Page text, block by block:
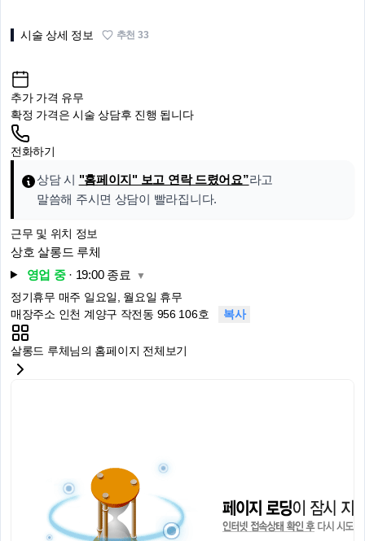
시술 상세 정보 추천 33
추가 가격 유무
확정 가격은 시술 상담후 진행 됩니다
전화하기
상담 시 "홈페이지" 보고 연락 드렸어요”라고
말씀해 주시면 상담이 빨라집니다.
근무 및 위치 정보
상호 살롱드 루체
영업 중 · 19:00 종료 ▼
정기휴무 매주 일요일, 월요일 휴무
매장주소 인천 계양구 작전동 956 106호 복사
살롱드 루체님의 홈페이지 전체보기